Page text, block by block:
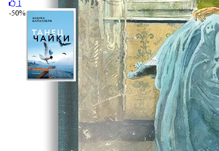
1
-50%